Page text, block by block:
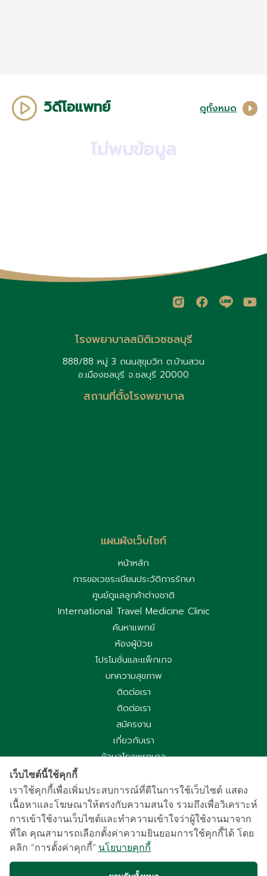
วิดีโอแพทย์ ดูทั้งหมด
ไม่พบข้อมูล
โรงพยาบาลสมิติเวชชลบุรี
888/88 หมู่ 3 ถนนสุขุมวิท ต.บ้านสวน
อ.เมืองชลบุรี จ.ชลบุรี 20000
สถานที่ตั้งโรงพยาบาล
แผนผังเว็บไซท์
หน้าหลัก
การขอเวชระเบียนประวัติการรักษา
ศูนย์ดูแลลูกค้าต่างชาติ
International Travel Medicine Clinic
ค้นหาแพทย์
ห้องผู้ป่วย
โปรโมชั่นและแพ็กเกจ
บทความสุขภาพ
ติดต่อเรา
ติดต่อเรา
สมัครงาน
เกี่ยวกับเรา
ข้อมูลโรงพยาบาล
นโยบายคุกกี้
ประกาศความเป็นส่วนตัวการใช้กล้องวงจรปิด
国际病人服务中心
车祸受害别慌，可使用《泰国强制汽车保险》（Por Ror Bor）
医疗给付
เว็บไซต์นี้ใช้คุกกี้
เราใช้คุกกี้เพื่อเพิ่มประสบการณ์ที่ดีในการใช้เว็บไซต์ แสดง
เนื้อหาและโฆษณาให้ตรงกับความสนใจ รวมถึงเพื่อวิเคราะห์
การเข้าใช้งานเว็บไซต์และทำความเข้าใจว่าผู้ใช้งานมาจาก
ที่ใด คุณสามารถเลือกตั้งค่าความยินยอมการใช้คุกกี้ได้ โดย
คลิก “การตั้งค่าคุกกี้” นโยบายคุกกี้